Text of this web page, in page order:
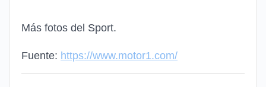
Más fotos del Sport.
Fuente: https://www.motor1.com/